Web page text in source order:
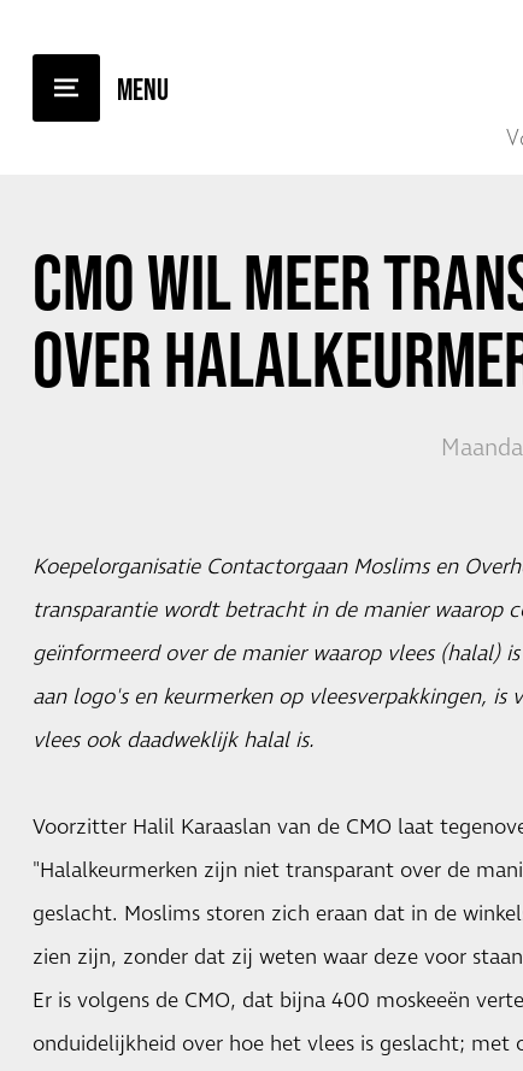
CMO WIL MEER
OVER
Koepelorganisatie Contactorgaan Moslims en
transparantie wordt betracht in de manier waarop
geïnformeerd over de manier waarop vlees (halal)
aan logo's en keurmerken op vleesverpakkingen, is
vlees ook daadweklijk halal is.
Voorzitter Halil Karaaslan van de CMO laat
"Halalkeurmerken zijn niet transparant over de
geslacht. Moslims storen zich eraan dat in de
zien zijn, zonder dat zij weten waar deze voor
Er is volgens de CMO, dat bijna 400 moskeeën
onduidelijkheid over hoe het vlees is geslacht; met